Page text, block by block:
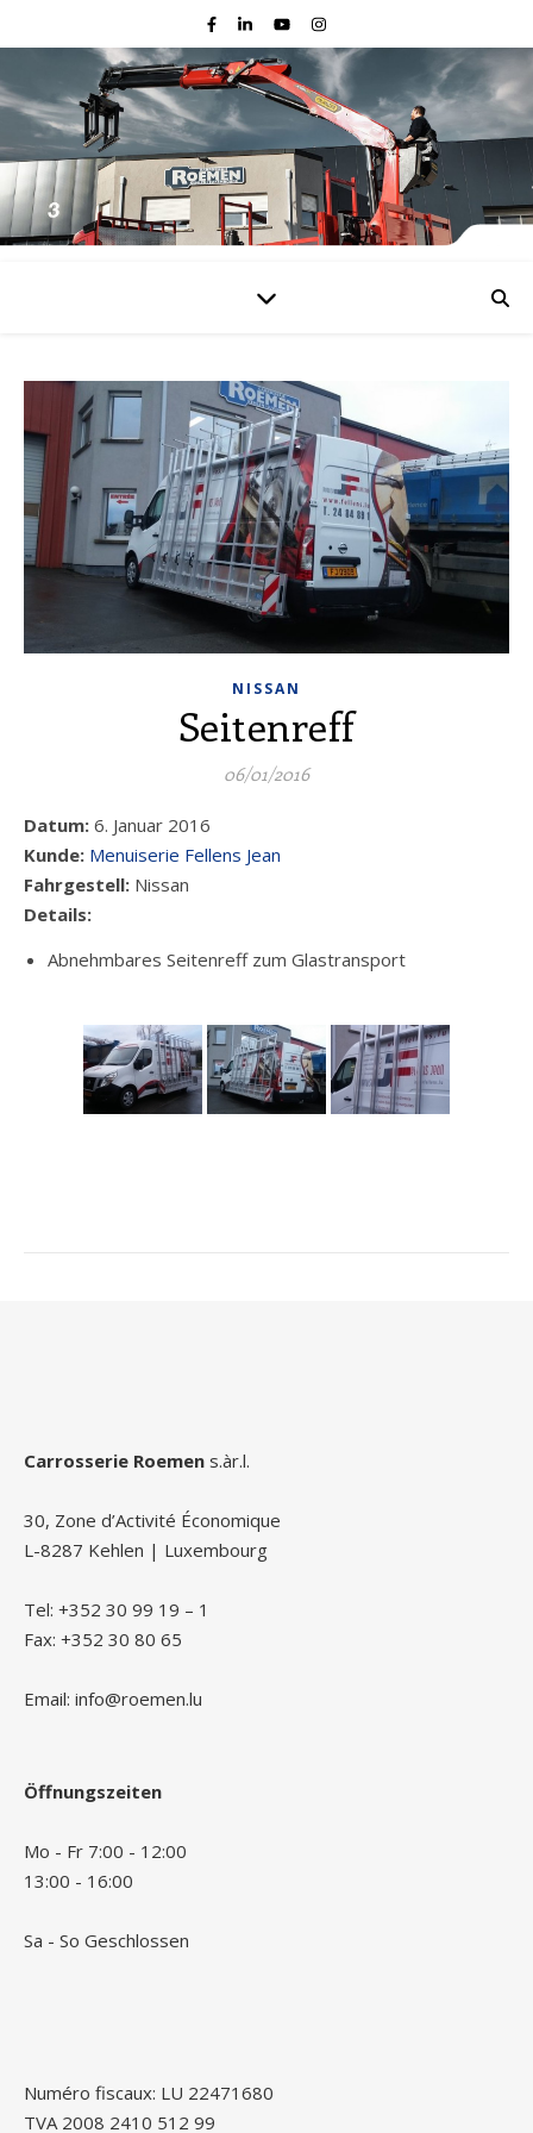
NISSAN
Seitenreff
06/01/2016
Datum: 6. Januar 2016
Kunde: Menuiserie Fellens Jean
Fahrgestell: Nissan
Details:
Abnehmbares Seitenreff zum Glastransport
Carrosserie Roemen s.àr.l.
30, Zone d’Activité Économique
L-8287 Kehlen | Luxembourg
Tel: +352 30 99 19 – 1
Fax: +352 30 80 65
Email: info@roemen.lu
Öffnungszeiten
Mo - Fr 7:00 - 12:00
13:00 - 16:00
Sa - So Geschlossen
Numéro fiscaux: LU 22471680
TVA 2008 2410 512 99